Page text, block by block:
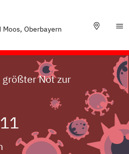
Oberbayern
Not zur